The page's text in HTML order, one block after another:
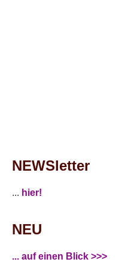
NEWSletter
... hier!
NEU
... auf einen Blick >>>